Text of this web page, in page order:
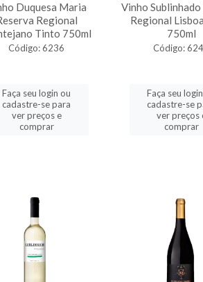
Duquesa Maria
Regional
Tinto 750ml
Código: 6236
Faça seu login ou
cadastre-se para
ver preços e
comprar
Vinho
Regional
750ml
Código:
Faça seu
cadastre-se
ver preços
comprar